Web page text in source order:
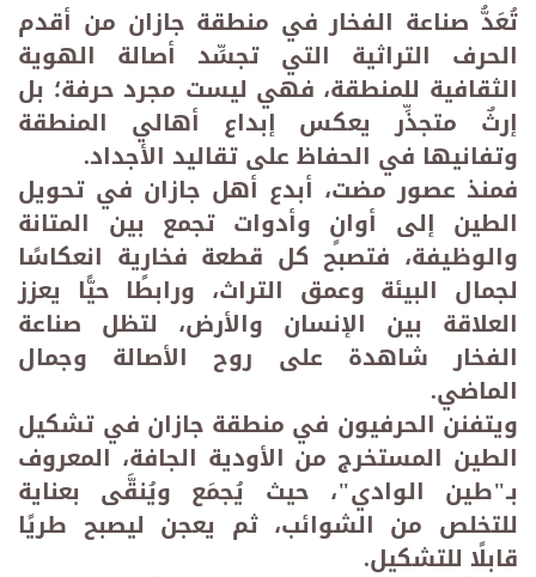
تُعَدُّ صناعة الفخار في منطقة جازان من أقدم
الحرف التراثية التي تجسِّد أصالة الهوية
الثقافية للمنطقة، فهي ليست مجرد حرفة؛ بل
إرثٌ متجذِّر يعكس إبداع أهالي المنطقة
وتفانيها في الحفاظ على تقاليد الأجداد.
فمنذ عصور مضت، أبدع أهل جازان في تحويل
الطين إلى أوانٍ وأدوات تجمع بين المتانة
والوظيفة، فتصبح كل قطعة فخارية انعكاسًا
لجمال البيئة وعمق التراث، ورابطًا حيًّا يعزز
العلاقة بين الإنسان والأرض، لتظل صناعة
الفخار شاهدة على روح الأصالة وجمال
الماضي.
ويتفنن الحرفيون في منطقة جازان في تشكيل
الطين المستخرج من الأودية الجافة، المعروف
بـ"طين الوادي"، حيث يُجمَع ويُنقَّى بعناية
للتخلص من الشوائب، ثم يعجن ليصبح طريًا
قابلًا للتشكيل.